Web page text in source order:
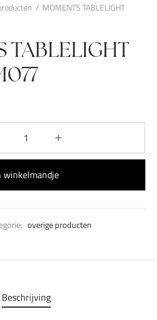
/ MOMENTS TABLELIGHT
TABLELIGHT
winkelmandje
overige producten
Beschrijving